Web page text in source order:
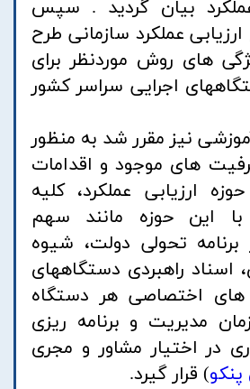
بیان گردید . سپس
عملکرد سازمانی طرح
های روش موردنظر برای
اجرایی سراسر کشور
نیز مقرر شد به منظور
های موجود و اقدامات
ارزیابی عملکرد، کلیه
این حوزه مانند سهم
برنامه تحولی دولت، شیوه
اسناد راهبردی دستگاههای
اختصاصی هر دستگاه
مدیریت و برنامه ریزی
در اختیار مشاور و مجری
پنکو) قرار گیرد.